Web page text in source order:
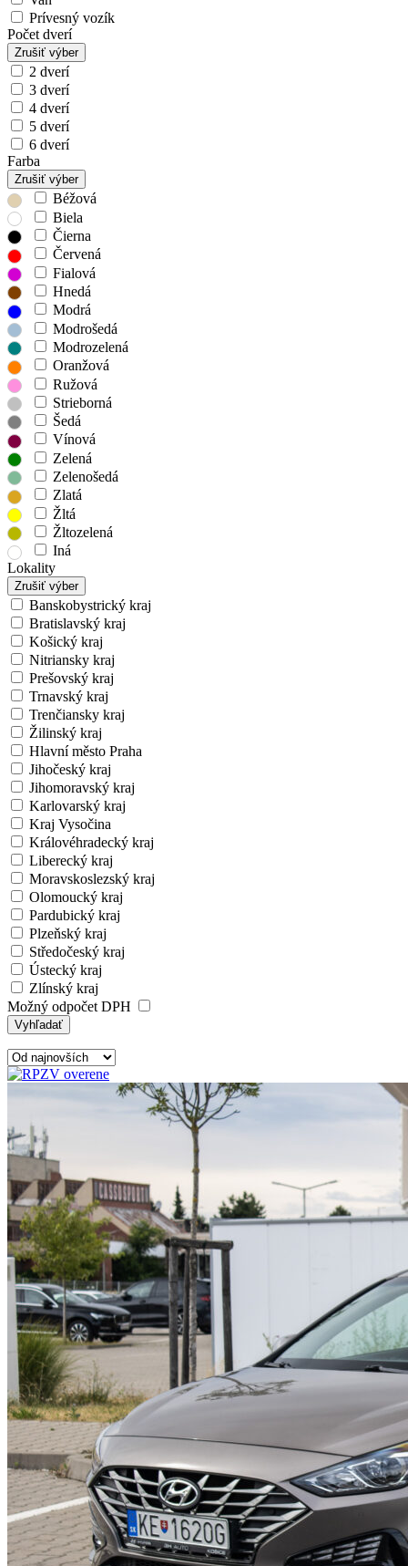
Prívesný vozík
Počet dverí
Zrušiť výber
2 dverí
3 dverí
4 dverí
5 dverí
6 dverí
Farba
Zrušiť výber
Béžová
Biela
Čierna
Červená
Fialová
Hnedá
Modrá
Modrošedá
Modrozelená
Oranžová
Ružová
Strieborná
Šedá
Vínová
Zelená
Zelenošedá
Zlatá
Žltá
Žltozelená
Iná
Lokality
Zrušiť výber
Banskobystrický kraj
Bratislavský kraj
Košický kraj
Nitriansky kraj
Prešovský kraj
Trnavský kraj
Trenčiansky kraj
Žilinský kraj
Hlavní město Praha
Jihočeský kraj
Jihomoravský kraj
Karlovarský kraj
Kraj Vysočina
Královéhradecký kraj
Liberecký kraj
Moravskoslezský kraj
Olomoucký kraj
Pardubický kraj
Plzeňský kraj
Středočeský kraj
Ústecký kraj
Zlínský kraj
Možný odpočet DPH
Vyhľadať